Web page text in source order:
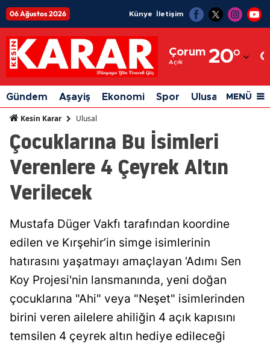
06 Ağustos 2026 Künye İletişim
Çorum
Açık 20°
Adıyaman
Afyonkarahisar
Ağrı
Amasya
Ankara
Balıkesir
Bilecik
Bitlis
Gündem Aşayiş Ekonomi Spor Ulusal Siyaset
MENÜ
Kesin Karar Ulusal
Çocuklarına Bu İsimleri
Verenlere 4 Çeyrek Altın
Verilecek
Mustafa Düger Vakfı tarafından koordine
edilen ve Kırşehir’in simge isimlerinin
hatırasını yaşatmayı amaçlayan ‘Adımı Sen
Koy Projesi'nin lansmanında, yeni doğan
çocuklarına "Ahi" veya "Neşet" isimlerinden
birini veren ailelere ahiliğin 4 açık kapısını
temsilen 4 çeyrek altın hediye edileceği